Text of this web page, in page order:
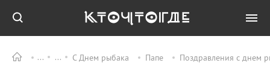
С Днем рыбака Папе Поздравления с днем
ПРАЗДНИКИ Все